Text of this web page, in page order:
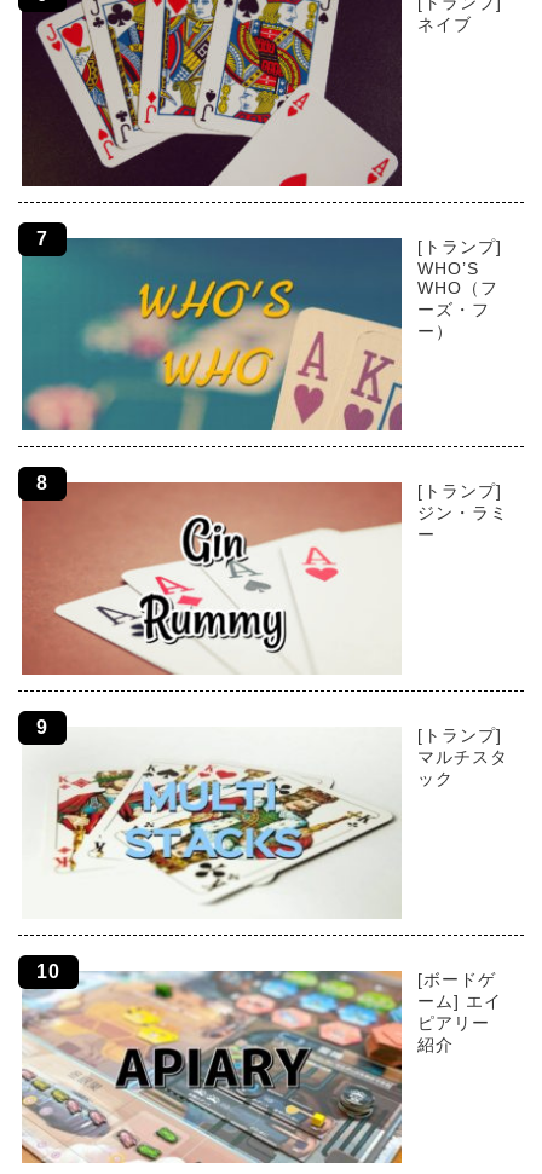
ネイブ
[トランプ]
WHO’S
WHO（フ
ーズ・フ
ー）
[トランプ]
ジン・ラミ
ー
[トランプ]
マルチスタ
ック
[ボードゲ
ーム] エイ
ピアリー
紹介